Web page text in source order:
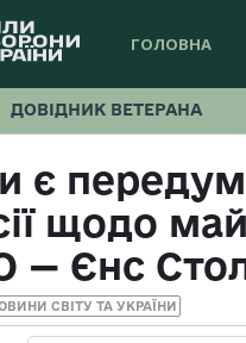
ГОЛОВНА
ДОВІДНИК ВЕТЕРАНА
є
щодо
— Єнс
СВІТУ ТА УКРАЇНИ